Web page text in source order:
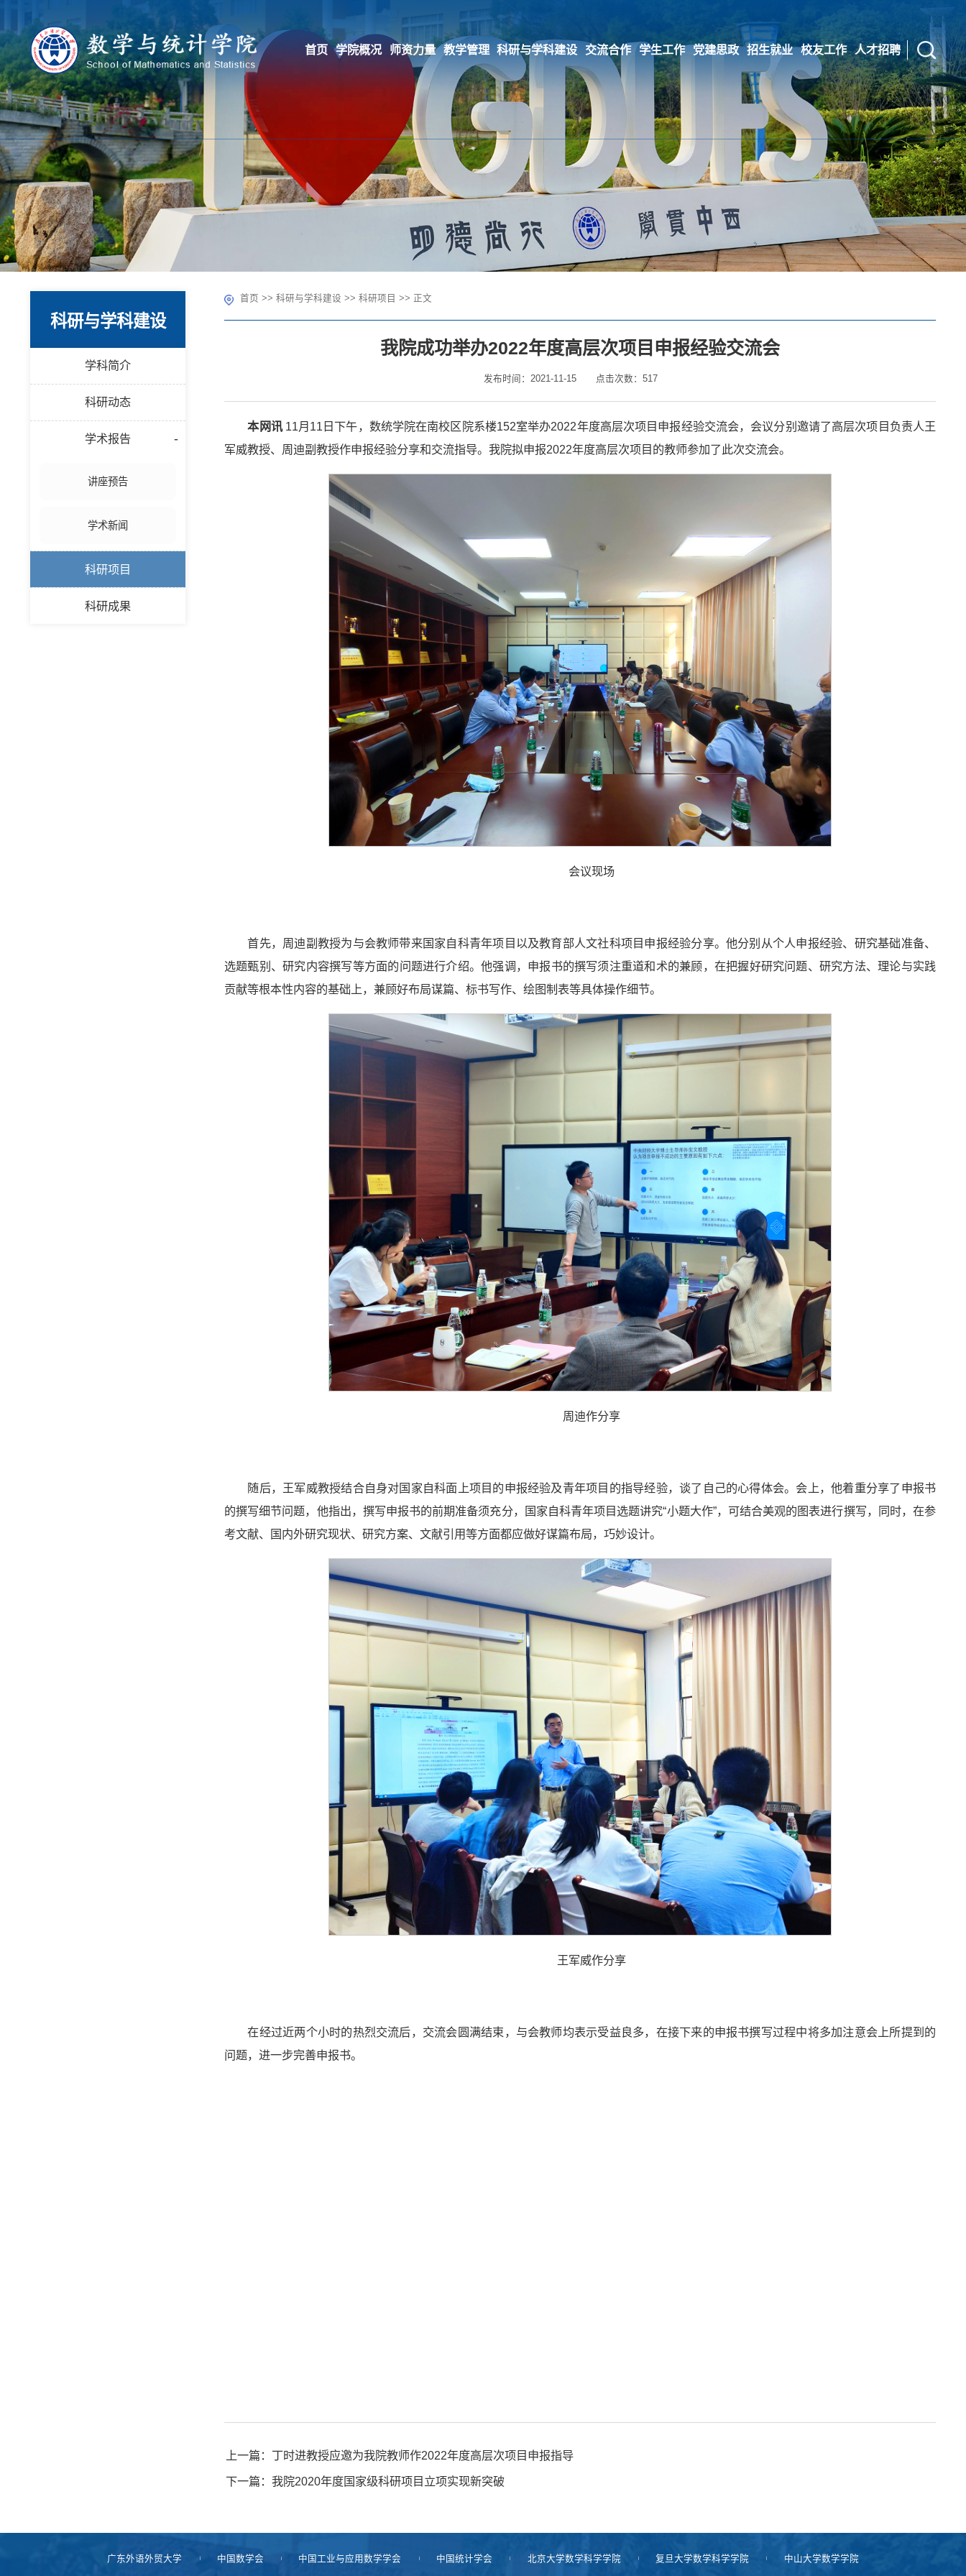
首页 学院概况 师资力量 教学管理 科研与学科建设 交流合作 学生工作 党建思政 招生就业 校友工作 人才招聘
科研与学科建设
学科简介
科研动态
学术报告
讲座预告
学术新闻
科研项目
科研成果
首页 >> 科研与学科建设 >> 科研项目 >> 正文
我院成功举办2022年度高层次项目申报经验交流会
发布时间：2021-11-15 点击次数： 517
本网讯 11月11日下午，数统学院在南校区院系楼152室举办2022年度高层次项目申报经验交流会，会议分别邀请了高层次项目负责人王
军威教授、周迪副教授作申报经验分享和交流指导。我院拟申报2022年度高层次项目的教师参加了此次交流会。
会议现场
首先，周迪副教授为与会教师带来国家自科青年项目以及教育部人文社科项目申报经验分享。他分别从个人申报经验、研究基础准备、
选题甄别、研究内容撰写等方面的问题进行介绍。他强调，申报书的撰写须注重道和术的兼顾，在把握好研究问题、研究方法、理论与实践
贡献等根本性内容的基础上，兼顾好布局谋篇、标书写作、绘图制表等具体操作细节。
周迪作分享
随后，王军威教授结合自身对国家自科面上项目的申报经验及青年项目的指导经验，谈了自己的心得体会。会上，他着重分享了申报书
的撰写细节问题，他指出，撰写申报书的前期准备须充分，国家自科青年项目选题讲究“小题大作”，可结合美观的图表进行撰写，同时，在参
考文献、国内外研究现状、研究方案、文献引用等方面都应做好谋篇布局，巧妙设计。
王军威作分享
在经过近两个小时的热烈交流后，交流会圆满结束，与会教师均表示受益良多，在接下来的申报书撰写过程中将多加注意会上所提到的
问题，进一步完善申报书。
上一篇：丁时进教授应邀为我院教师作2022年度高层次项目申报指导
下一篇：我院2020年度国家级科研项目立项实现新突破
广东外语外贸大学 中国数学会 中国工业与应用数学学会 中国统计学会 北京大学数学科学学院 复旦大学数学科学学院 中山大学数学学院